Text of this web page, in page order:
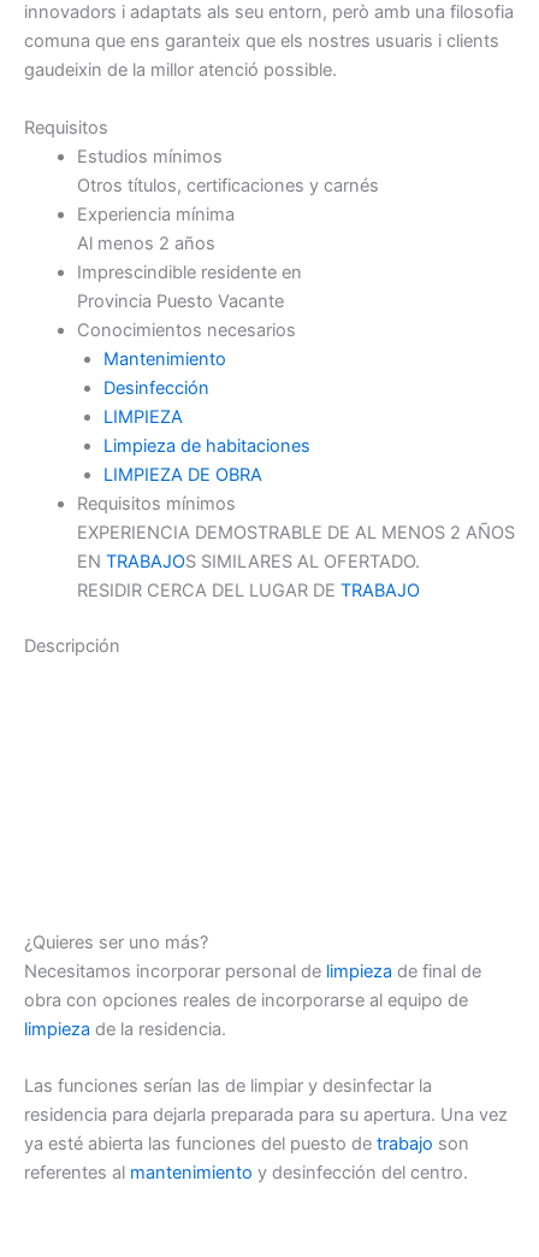
innovadors i adaptats als seu entorn, però amb una filosofia
comuna que ens garanteix que els nostres usuaris i clients
gaudeixin de la millor atenció possible.
Requisitos
Estudios mínimos
Otros títulos, certificaciones y carnés
Experiencia mínima
Al menos 2 años
Imprescindible residente en
Provincia Puesto Vacante
Conocimientos necesarios
Mantenimiento
Desinfección
LIMPIEZA
Limpieza de habitaciones
LIMPIEZA DE OBRA
Requisitos mínimos
EXPERIENCIA DEMOSTRABLE DE AL MENOS 2 AÑOS
EN TRABAJOS SIMILARES AL OFERTADO.
RESIDIR CERCA DEL LUGAR DE TRABAJO
Descripción
¿Quieres ser uno más?
Necesitamos incorporar personal de limpieza de final de
obra con opciones reales de incorporarse al equipo de
limpieza de la residencia.
Las funciones serían las de limpiar y desinfectar la
residencia para dejarla preparada para su apertura. Una vez
ya esté abierta las funciones del puesto de trabajo son
referentes al mantenimiento y desinfección del centro.